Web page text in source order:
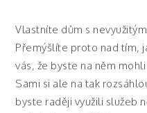
Vlastníte dům s
Přemýšlíte proto nad tím,
vás, že byste na něm
Sami si ale na tak
byste raději využili služeb